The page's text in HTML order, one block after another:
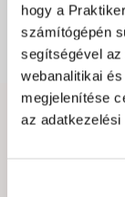
hogy a
számítógépén
segítségével az
webanalitikai
megjelenítése
az adatkezelési
Hibát